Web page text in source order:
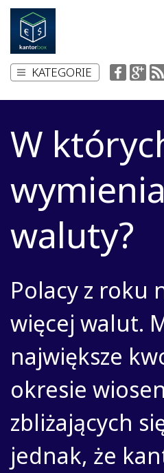
KATEGORIE
W
waluty?
Polacy z roku
więcej walut.
największe
okresie
zbliżających
jednak, że